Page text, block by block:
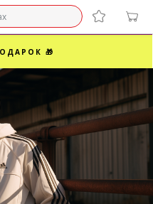
⚡ ВАШ РАЗМЕР
🎁
ОТ 1500₽⚡️
Я ПАРА -50%